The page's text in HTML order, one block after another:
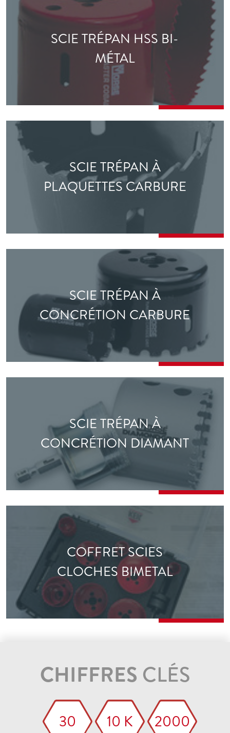
SCIE TRÉPAN HSS BI-
MÉTAL
SCIE TRÉPAN À
PLAQUETTES CARBURE
SCIE TRÉPAN À
CONCRÉTION CARBURE
SCIE TRÉPAN À
CONCRÉTION DIAMANT
COFFRET SCIES
CLOCHES BIMETAL
CHIFFRES CLÉS
30 10 K 2000